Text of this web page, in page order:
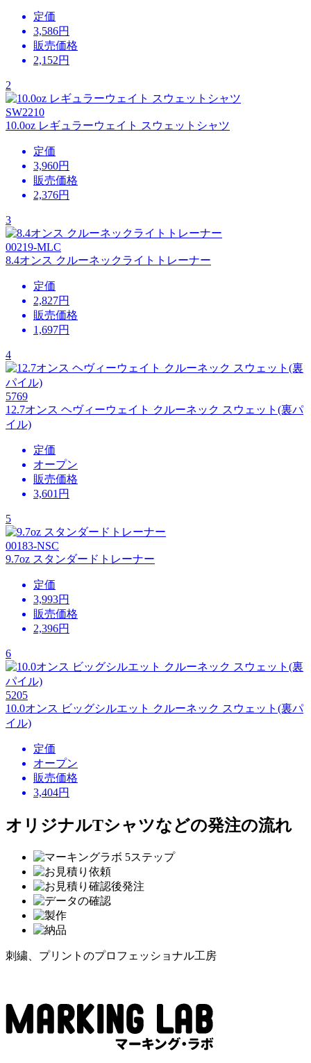
定価
3,586円
販売価格
2,152円
2
SW2210
10.0oz レギュラーウェイト スウェットシャツ
定価
3,960円
販売価格
2,376円
3
00219-MLC
8.4オンス クルーネックライトトレーナー
定価
2,827円
販売価格
1,697円
4
5769
12.7オンス ヘヴィーウェイト クルーネック スウェット(裏パ
イル)
定価
オープン
販売価格
3,601 円
5
00183-NSC
9.7oz スタンダードトレーナー
定価
3,993円
販売価格
2,396円
6
5205
10.0オンス ビッグシルエット クルーネック スウェット(裏パ
イル)
定価
オープン
販売価格
3,404円
オリジナルTシャツなどの発注の流れ
刺繍、プリントのプロフェッショナル工房